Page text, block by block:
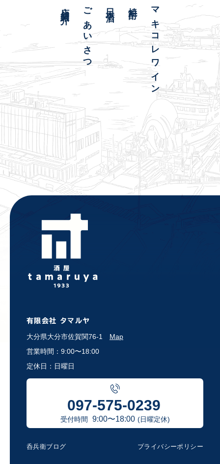
マキコレワイン
ごあいさつ
有限会社 タマルヤ
大分県大分市佐賀関76-1 Map
営業時間：9:00〜18:00
定休日：日曜日
097-575-0239
受付時間 9:00〜18:00 (日曜定休)
呑兵衛ブログ プライバシーポリシー